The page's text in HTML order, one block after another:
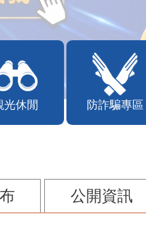
光休閒 防詐騙專區
公開資訊